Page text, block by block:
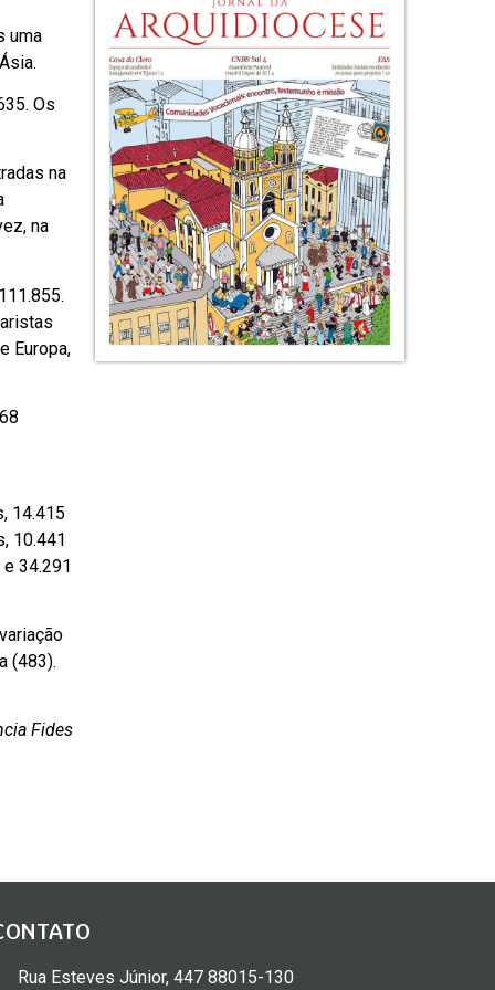
uma
Os
na
na
Europa,
14.415
10.441
34.291
(483).
Fides
Rua Esteves Júnior, 447 88015-130